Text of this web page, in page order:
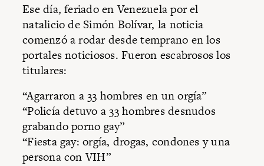
Ese día, feriado en Venezuela por el
natalicio de Simón Bolívar, la noticia
comenzó a rodar desde temprano en los
portales noticiosos. Fueron escabrosos los
titulares:
“Agarraron a 33 hombres en un orgía”
“Policía detuvo a 33 hombres desnudos
grabando porno gay”
“Fiesta gay: orgía, drogas, condones y una
persona con VIH”